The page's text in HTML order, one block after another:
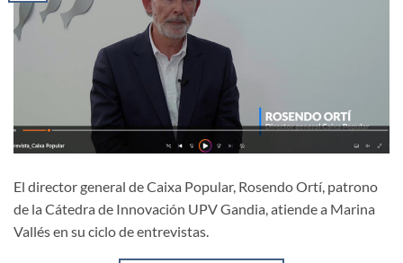
El director general de Caixa Popular, Rosendo Ortí, patrono
de la Cátedra de Innovación UPV Gandia, atiende a Marina
Vallés en su ciclo de entrevistas.